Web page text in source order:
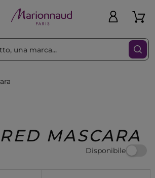
Profumi
Regalo
MASCARA
Disponibile
Filtra